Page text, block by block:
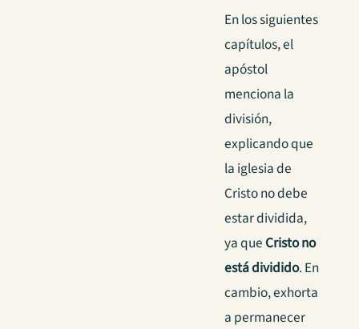
En los siguientes
capítulos, el
apóstol
menciona la
división,
explicando que
la iglesia de
Cristo no debe
estar dividida,
ya que Cristo no
está dividido. En
cambio, exhorta
a permanecer